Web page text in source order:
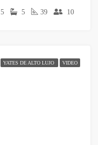
5 5 39 10
YATES DE ALTO LUJO VIDEO